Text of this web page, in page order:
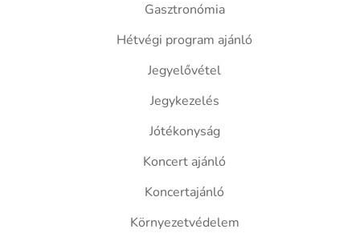
Gasztronómia
Hétvégi program ajánló
Jegyelővétel
Jegykezelés
Jótékonyság
Koncert ajánló
Koncertajánló
Környezetvédelem